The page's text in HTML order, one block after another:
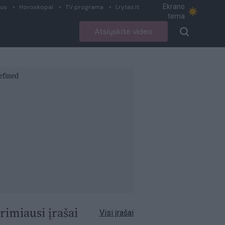
Horoskopai TV programa Lrytas.lt
Ekrano
tema
Atsiųskite video
įrašai Visi įrašai